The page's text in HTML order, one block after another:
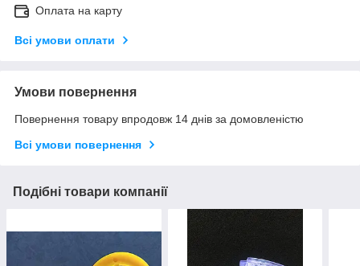
Оплата на карту
Всі умови оплати
Умови повернення
Повернення товару впродовж 14 днів за домовленістю
Всі умови повернення
Подібні товари компанії